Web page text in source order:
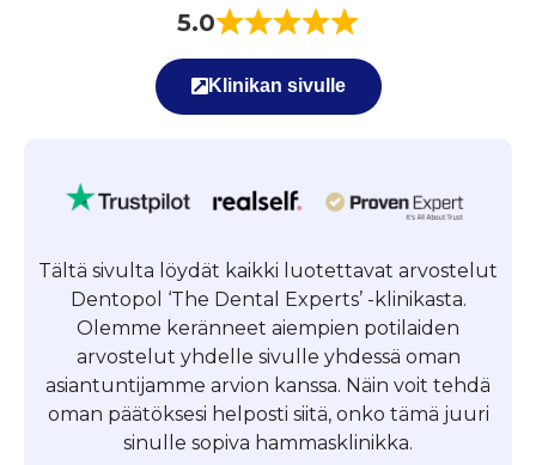
5.0
Klinikan sivulle
Tältä sivulta löydät kaikki luotettavat arvostelut
Dentopol ‘The Dental Experts’ -klinikasta.
Olemme keränneet aiempien potilaiden
arvostelut yhdelle sivulle yhdessä oman
asiantuntijamme arvion kanssa. Näin voit tehdä
oman päätöksesi helposti siitä, onko tämä juuri
sinulle sopiva hammasklinikka.